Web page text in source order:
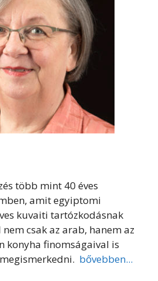
több mint 40 éves
amit egyiptomi
kuvaiti tartózkodásnak
csak az arab, hanem az
konyha finomságaival is
bővebben...